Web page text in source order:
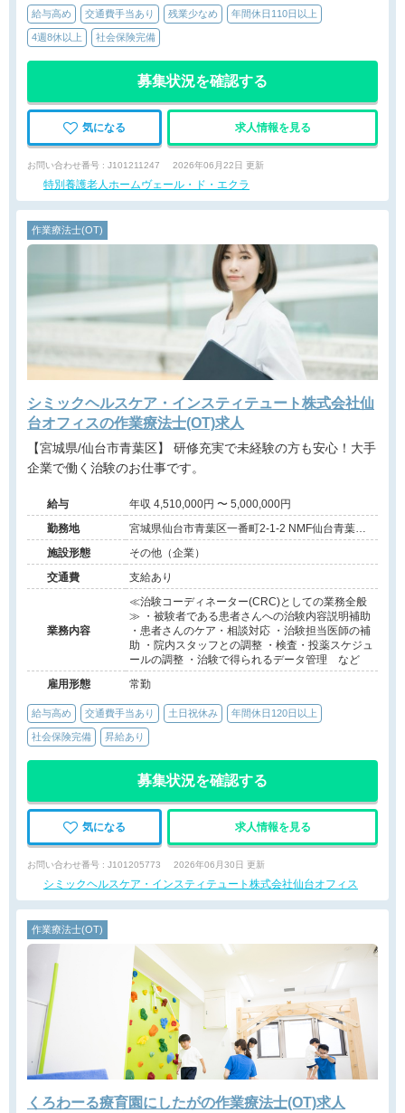
給与高め 交通費手当あり 残業少なめ 年間休日110日以上
4週8休以上 社会保険完備
募集状況を確認する
気になる 求人情報を見る
お問い合わせ番号 : J101211247 2026年06月22日 更新
特別養護老人ホームヴェール・ド・エクラ
作業療法士(OT)
シミックヘルスケア・インスティテュート株式会社仙
台オフィスの作業療法士(OT)求人
【宮城県/仙台市青葉区】 研修充実で未経験の方も安心！大手
企業で働く治験のお仕事です。
給与
年収 4,510,000円 〜 5,000,000円
勤務地
宮城県仙台市青葉区一番町2-1-2 NMF仙台青葉通
りビル8F
施設形態
その他（企業）
交通費
支給あり
業務内容
≪治験コーディネーター(CRC)としての業務全般
≫ ・被験者である患者さんへの治験内容説明補助
・患者さんのケア・相談対応 ・治験担当医師の補
助 ・院内スタッフとの調整 ・検査・投薬スケジュ
ールの調整 ・治験で得られるデータ管理 など
雇用形態
常勤
給与高め 交通費手当あり 土日祝休み 年間休日120日以上
社会保険完備 昇給あり
募集状況を確認する
気になる 求人情報を見る
お問い合わせ番号 : J101205773 2026年06月30日 更新
シミックヘルスケア・インスティテュート株式会社仙台オフィス
作業療法士(OT)
くろわーる療育園にしたがの作業療法士(OT)求人